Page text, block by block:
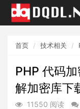
首页 技术相关
PHP 代码
解加密库下
11550 阅读